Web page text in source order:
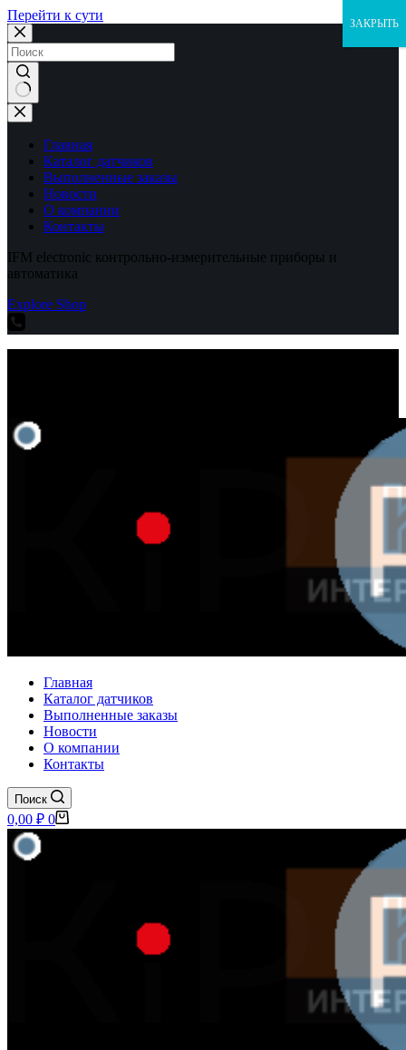
Перейти к сути
Ничего
не
найденоГлавная
Каталог датчиков
Выполненные заказы
Новости
О компании
Контакты
IFM electronic контрольно-измерительные приборы и
автоматика
Explore Shop
Главная
Каталог датчиков
Выполненные заказы
Новости
О компании
Контакты
Поиск
Корзина
0,00 ₽ 0
ЗАКРЫТЬ